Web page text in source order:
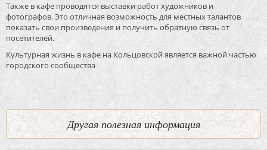
Также в кафе проводятся выставки работ художников и
фотографов. Это отличная возможность для местных талантов
показать свои произведения и получить обратную связь от
посетителей.
Культурная жизнь в кафе на Кольцовской является важной частью
городского сообщества
Другая полезная информация